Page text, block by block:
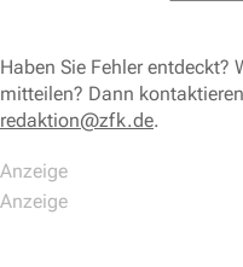
Haben Sie Fehler entdeckt?
mitteilen? Dann
redaktion@zfk.de.